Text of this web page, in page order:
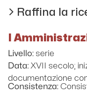
Raffina la
I
Livello: serie
Data: XVII secolo;
documentazione
Consistenza: